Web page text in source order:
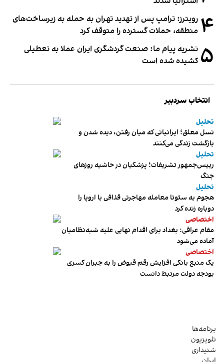
۴ رویترز: ترامپ پس از تهدید تهران به حمله به زیرساخت‌های
منطقه، حملات گسترده را متوقف کرد
۵ نشریه پیام ما: صنعت گردشگری ایران عملا به تعطیلی
کشیده شده است
انتخاب سردبیر
تحلیل
نسل معلق؛ ایرانیانی که میان رفتن، دیده شدن و
بازگشت زندگی می‌کنند
تحلیل
رییس‌جمهور تشریفات؛ پزشکیان در حاشیه روزهای
جنگ
تحلیل
هجوم به سئوتا معامله مهاجرتی قذافی با اروپا را
دوباره زنده کرد
اختصاصی
مقام عراقی: بغداد برای اقدام نهایی علیه شبه‌نظامیان
آماده می‌شود
اختصاصی
یک منبع بانکی افزایش رقم قبوض را به جبران کسری
بودجه دولت مرتبط دانست
برنامه‌ها
تلویزیون
شنیداری